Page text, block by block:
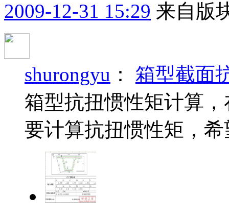
2009-12-31 15:29 来自版
shurongyu ： 箱型截面
箱型抗扭惯性矩计算
要计算抗扭惯性矩，